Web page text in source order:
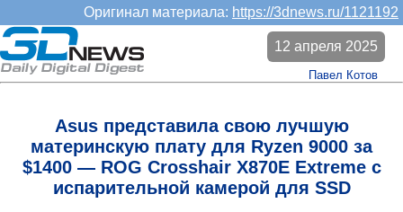
Оригинал материала: https://3dnews.ru/1121192
Asus представила свою лучшую
материнскую плату для Ryzen 9000 за
$1400 — ROG Crosshair X870E Extreme с
испарительной камерой для SSD
12 апреля 2025
Павел Котов